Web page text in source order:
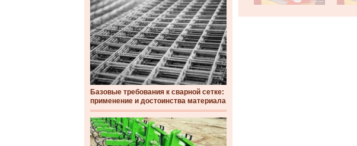
Базовые требования к сварной сетке:
применение и достоинства материала